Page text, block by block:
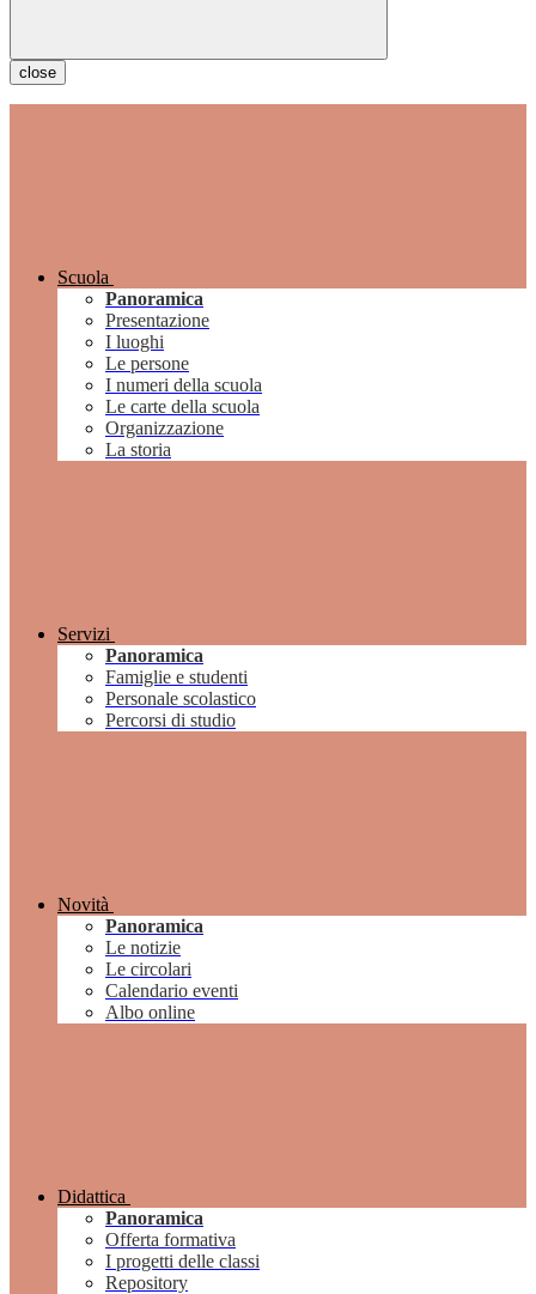
close
Scuola
Panoramica
Presentazione
I luoghi
Le persone
I numeri della scuola
Le carte della scuola
Organizzazione
La storia
Servizi
Panoramica
Famiglie e studenti
Personale scolastico
Percorsi di studio
Novità
Panoramica
Le notizie
Le circolari
Calendario eventi
Albo online
Didattica
Panoramica
Offerta formativa
I progetti delle classi
Repository